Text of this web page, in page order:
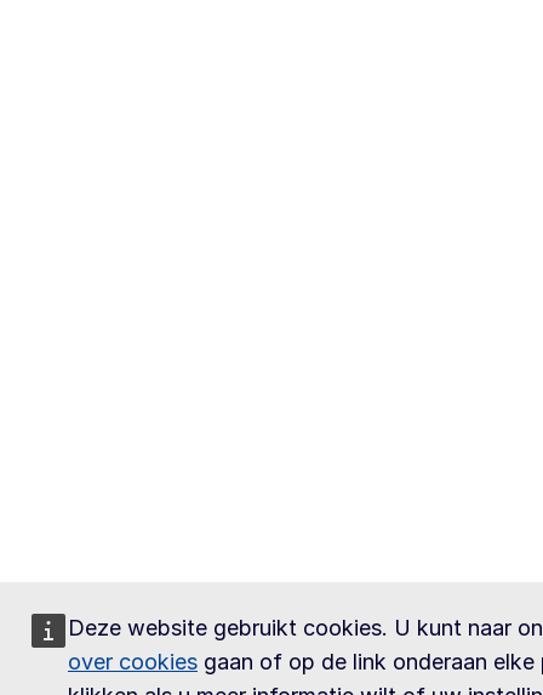
Deze website gebruikt cookies. U kunt naar
over cookies gaan of op de link onderaan elke